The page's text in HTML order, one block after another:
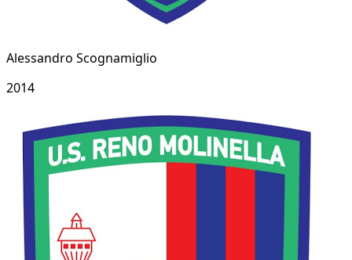
Alessandro Scognamiglio
2014